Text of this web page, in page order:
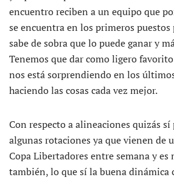
encuentro reciben a un equipo que
se encuentra en los primeros
sabe de sobra que lo puede ganar y
Tenemos que dar como ligero
nos está sorprendiendo en los
haciendo las cosas cada vez mejor.
Con respecto a alineaciones quizás sí
algunas rotaciones ya que vienen de
Copa Libertadores entre semana y
también, lo que sí la buena dinámica